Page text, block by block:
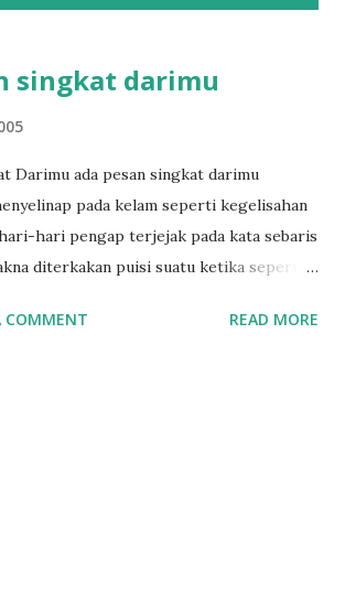
singkat darimu
Darimu ada pesan singkat darimu
pada kelam seperti kegelisahan
hari pengap terjejak pada kata sebaris
diterkakan puisi suatu ketika seperti
COMMENT READ MORE